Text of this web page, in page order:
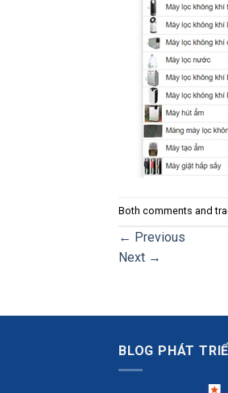
Both comments and
← Previous
Next →
BLOG PHÁT